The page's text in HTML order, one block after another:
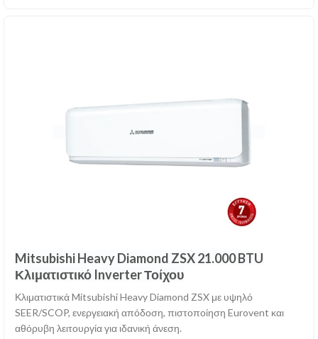
Mitsubishi Heavy Diamond ZSX 21.000 BTU
Κλιματιστικό Inverter Τοίχου
Κλιματιστικά Mitsubishi Heavy Diamond ZSX με υψηλό
SEER/SCOP, ενεργειακή απόδοση, πιστοποίηση Eurovent και
αθόρυβη λειτουργία για ιδανική άνεση.